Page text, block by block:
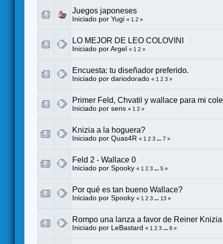
Juegos japoneses
Iniciado por Yugi « 1 2 »
LO MEJOR DE LEO COLOVINI
Iniciado por Argel « 1 2 »
Encuesta: tu diseñador preferido.
Iniciado por dariodorado « 1 2 3 »
Primer Feld, Chvatil y wallace para mi
Iniciado por sens « 1 2 »
Knizia a la hoguera?
Iniciado por Quas4R « 1 2 3 ... 7 »
Feld 2 - Wallace 0
Iniciado por Spooky « 1 2 3 ... 5 »
Por qué es tan bueno Wallace?
Iniciado por Spooky « 1 2 3 ... 13 »
Rompo una lanza a favor de Reiner Knizia
Iniciado por LeBastard « 1 2 3 ... 8 »